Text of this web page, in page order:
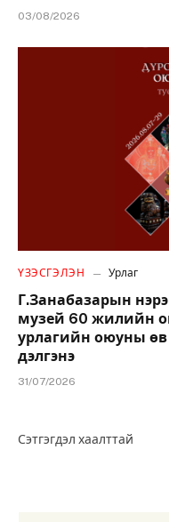
03/08/2026
ҮЗЭСГЭЛЭН Урлаг
Г.Занабазарын
музей 60 жилийн
урлагийн оюуны өв
дэлгэнэ
31/07/2026
Сэтгэгдэл хаалттай